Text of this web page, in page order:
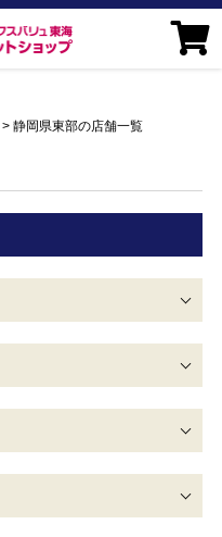
静岡県東部の店舗一覧